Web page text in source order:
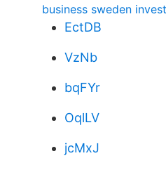
business sweden invest
EctDB
VzNb
bqFYr
OqlLV
jcMxJ